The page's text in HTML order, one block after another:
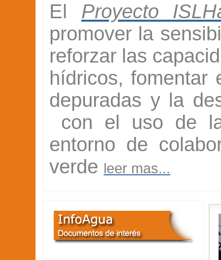
El Proyecto
promover la
reforzar las
hídricos, fomentar
depuradas y la
con el uso de
entorno de
verde leer mas...